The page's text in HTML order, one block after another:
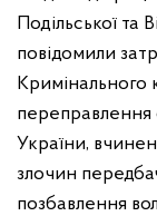
Подільської
повідомили
Кримінального
переправлення
України,
злочин
позбавлення